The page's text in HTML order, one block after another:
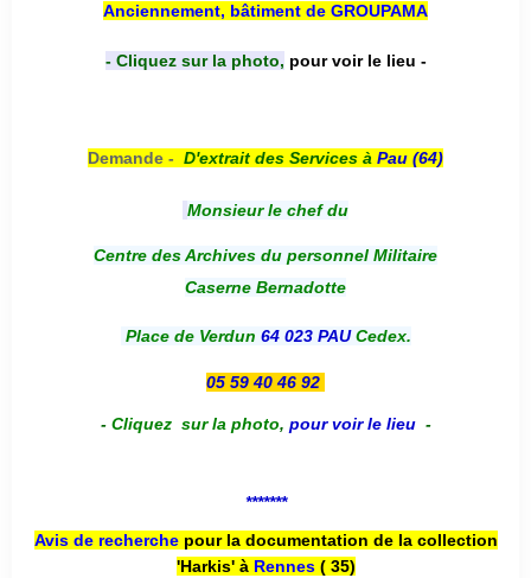
Anciennement, bâtiment de GROUPAMA
- Cliquez sur la photo, pour voir le lieu -
Demande - D'extrait des Services à Pau (64)
Monsieur le chef du
Centre des Archives du personnel Militaire
Caserne Bernadotte
Place de Verdun 64 023 PAUCedex.
05 59 40 46 92
- Cliquez sur la photo, pour voir le lieu -
*******
Avis de recherche pour la documentation de la collection
'Harkis' à Rennes( 35)